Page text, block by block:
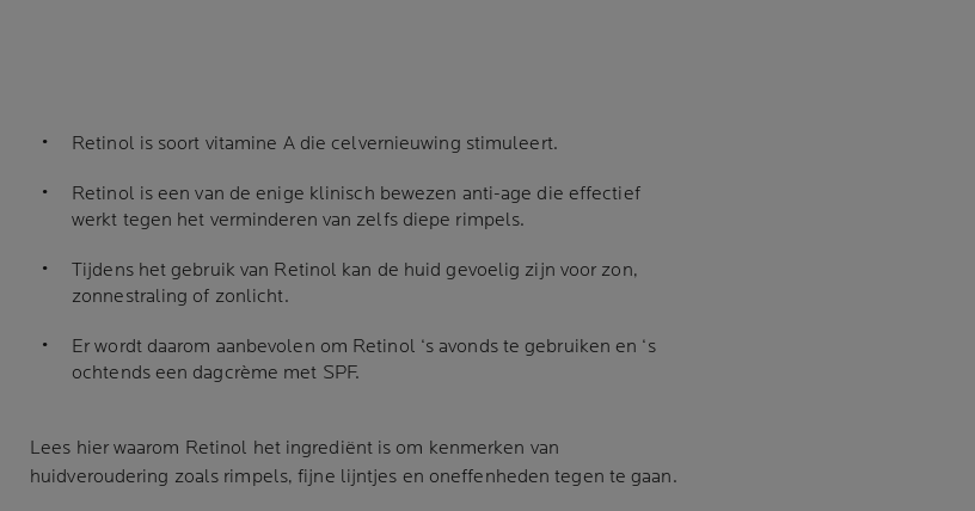
Retinol is soort vitamine A die celvernieuwing stimuleert.
Retinol is een van de enige klinisch bewezen anti-age die effectief
werkt tegen het verminderen van zelfs diepe rimpels.
Tijdens het gebruik van Retinol kan de huid gevoelig zijn voor zon,
zonnestraling of zonlicht.
Er wordt daarom aanbevolen om Retinol ‘s avonds te gebruiken en ‘s
ochtends een dagcrème met SPF.
Lees hier waarom Retinol het ingrediënt is om kenmerken van
huidveroudering zoals rimpels, fijne lijntjes en oneffenheden tegen te gaan.